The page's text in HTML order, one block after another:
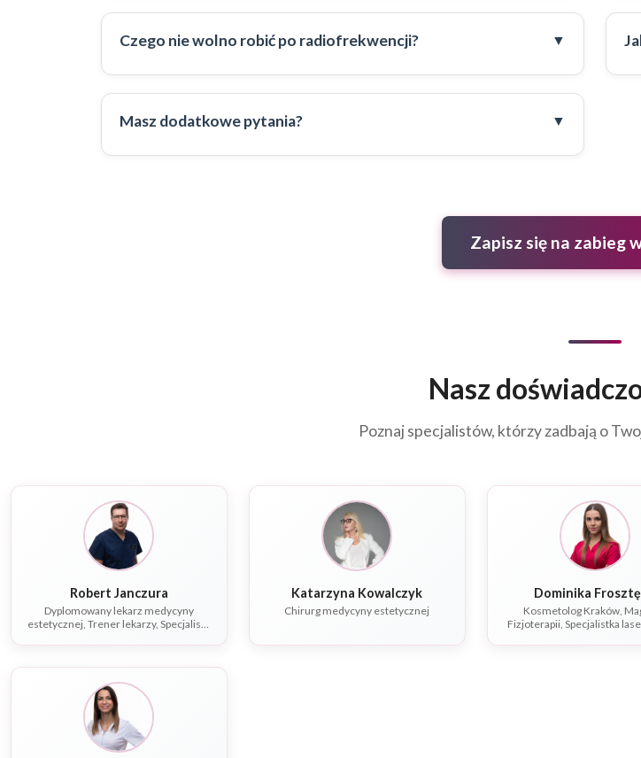
Czego nie wolno robić po radiofrekwencji?
Masz dodatkowe pytania?
Zapisz się na zabieg
Nasz
Poznaj specjalistów, którzy zadbają o
Robert Janczura
Dyplomowany lekarz medycyny
estetycznej, Trener lekarzy, Specjalista
Katarzyna Kowalczyk
Chirurg medycyny estetycznej
Dominika
Kosmetolog Kraków,
Fizjoterapii, Specjalistka